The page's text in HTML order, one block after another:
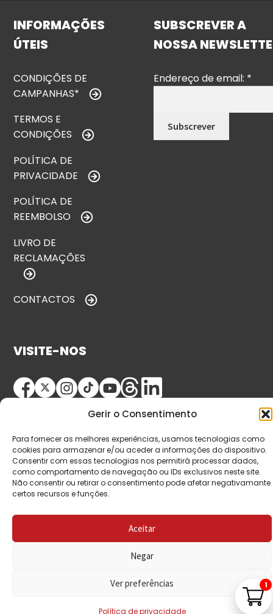
Gerir o Consentimento
Para fornecer as melhores experiências, usamos tecnologias como
cookies para armazenar e/ou aceder a informações do dispositivo.
Consentir com essas tecnologias nos permitirá processar dados,
como comportamento de navegação ou IDs exclusivos neste site.
Não consentir ou retirar o consentimento pode afetar negativamante
certos recursos e funções.
Aceitar
Negar
Ver preferências
Política de privacidade
INFORMAÇÕES
ÚTEIS
CONDIÇÕES DE
CAMPANHAS*
TERMOS E
CONDIÇÕES
POLÍTICA DE
PRIVACIDADE
POLÍTICA DE
REEMBOLSO
LIVRO DE
RECLAMAÇÕES
CONTACTOS
SUBSCREVER A
NOSSA
Endereço de email: *
VISITE-NOS
© Copyright 2026 Saída de Emergência. Todos os
direitos reservados.
1